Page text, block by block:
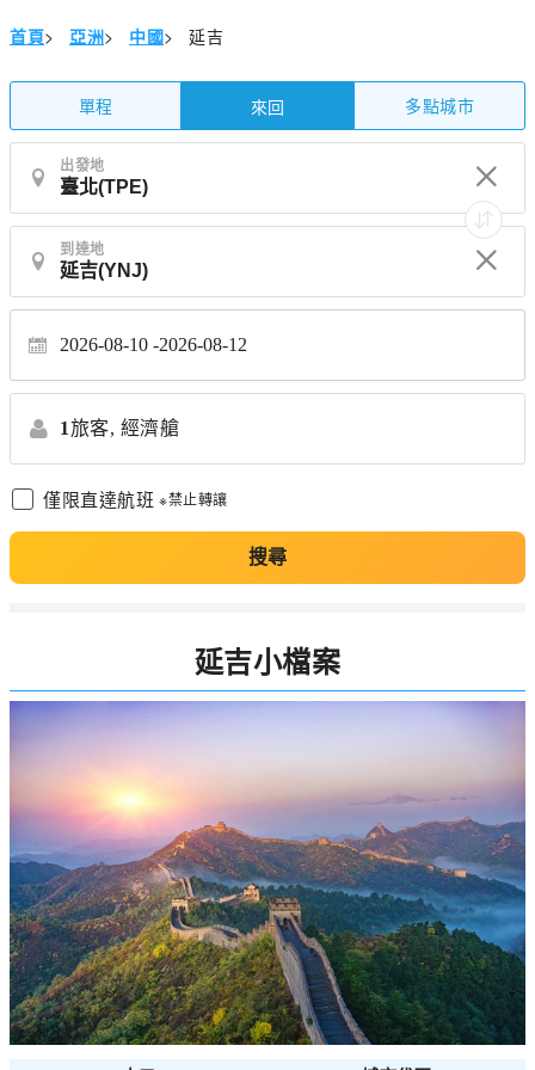
首頁> 亞洲> 中國> 延吉
單程 來回 多點城市
出發地
到達地
2026-08-10 2026-08-12
1旅客, 經濟艙
僅限直達航班 ※禁止轉讓
搜尋
延吉小檔案